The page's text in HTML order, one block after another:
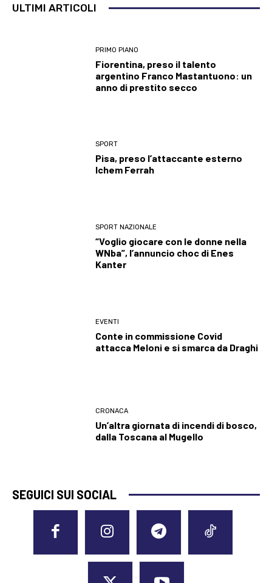
ULTIMI ARTICOLI
PRIMO PIANO
Fiorentina, preso il talento
argentino Franco Mastantuono: un
anno di prestito secco
SPORT
Pisa, preso l’attaccante esterno
Ichem Ferrah
SPORT NAZIONALE
“Voglio giocare con le donne nella
WNba”, l’annuncio choc di Enes
Kanter
EVENTI
Conte in commissione Covid
attacca Meloni e si smarca da Draghi
CRONACA
Un’altra giornata di incendi di bosco,
dalla Toscana al Mugello
SEGUICI SUI SOCIAL